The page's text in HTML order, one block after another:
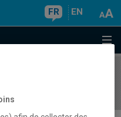
FR EN